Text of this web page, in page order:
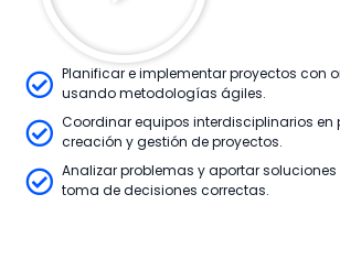
Planificar e implementar proyectos con
usando metodologías ágiles.
Coordinar equipos interdisciplinarios
creación y gestión de proyectos.
Analizar problemas y aportar
toma de decisiones correctas.